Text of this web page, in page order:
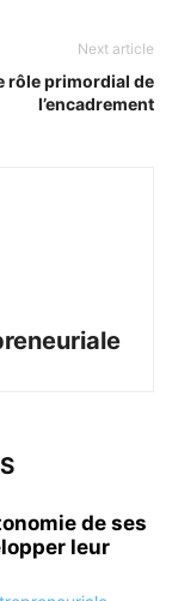
Next article
rôle primordial de
l’encadrement
de ses
leur